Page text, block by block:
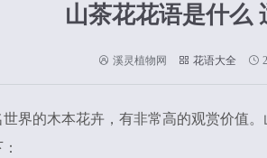
山茶花花语是什么
溪灵植物网 花语大全
界的木本花卉，有非常高的观赏价值